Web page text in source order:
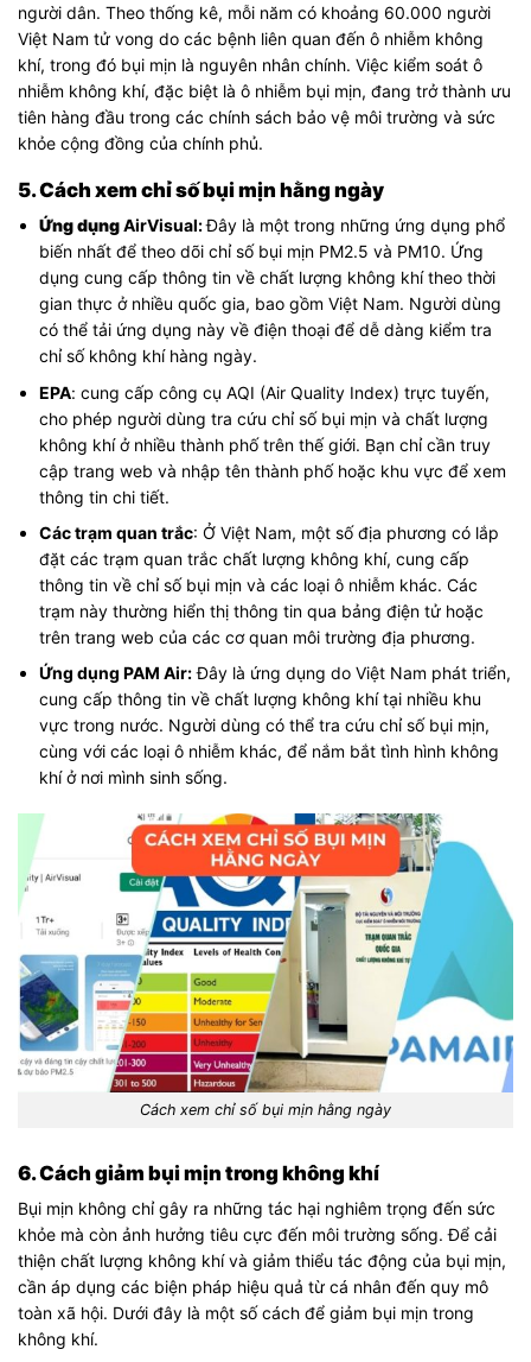
người dân. Theo thống kê, mỗi năm có khoảng 60.000 người
Việt Nam tử vong do các bệnh liên quan đến ô nhiễm không
khí, trong đó bụi mịn là nguyên nhân chính. Việc kiểm soát ô
nhiễm không khí, đặc biệt là ô nhiễm bụi mịn, đang trở thành ưu
tiên hàng đầu trong các chính sách bảo vệ môi trường và sức
khỏe cộng đồng của chính phủ.
5. Cách xem chỉ số bụi mịn hằng ngày
Ứng dụngAirVisual:Đây là một trong những ứng dụng phổ
biến nhất để theo dõi chỉ số bụi mịn PM2.5 và PM10. Ứng
dụng cung cấp thông tin về chất lượng không khí theo thời
gian thực ở nhiều quốc gia, bao gồm Việt Nam. Người dùng
có thể tải ứng dụng này về điện thoại để dễ dàng kiểm tra
chỉ số không khí hàng ngày.
EPA: cung cấp công cụ AQI (Air Quality Index) trực tuyến,
cho phép người dùng tra cứu chỉ số bụi mịn và chất lượng
không khí ở nhiều thành phố trên thế giới. Bạn chỉ cần truy
cập trang web và nhập tên thành phố hoặc khu vực để xem
thông tin chi tiết.
Các trạm quan trắc: Ở Việt Nam, một số địa phương có lắp
đặt các trạm quan trắc chất lượng không khí, cung cấp
thông tin về chỉ số bụi mịn và các loại ô nhiễm khác. Các
trạm này thường hiển thị thông tin qua bảng điện tử hoặc
trên trang web của các cơ quan môi trường địa phương.
Ứng dụng PAM Air:Đây là ứng dụng do Việt Nam phát triển,
cung cấp thông tin về chất lượng không khí tại nhiều khu
vực trong nước. Người dùng có thể tra cứu chỉ số bụi mịn,
cùng với các loại ô nhiễm khác, để nắm bắt tình hình không
khí ở nơi mình sinh sống.
Cách xem chỉ số bụi mịn hằng ngày
6. Cách giảm bụi mịn trong không khí
Bụi mịn không chỉ gây ra những tác hại nghiêm trọng đến sức
khỏe mà còn ảnh hưởng tiêu cực đến môi trường sống. Để cải
thiện chất lượng không khí và giảm thiểu tác động của bụi mịn,
cần áp dụng các biện pháp hiệu quả từ cá nhân đến quy mô
toàn xã hội. Dưới đây là một số cách để giảm bụi mịn trong
không khí.